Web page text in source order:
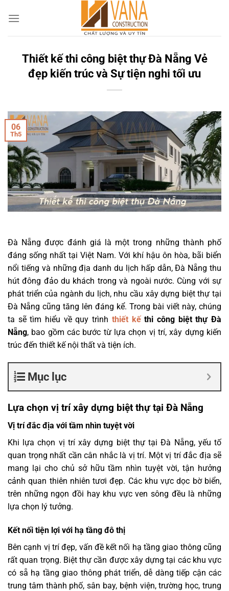
Thiết kế thi công biệt thự Đà Nẵng Vẻ
đẹp kiến trúc và Sự tiện nghi tối ưu
06
Th5
Đà Nẵng được đánh giá là một trong những thành phố
đáng sống nhất tại Việt Nam. Với khí hậu ôn hòa, bãi biển
nổi tiếng và những địa danh du lịch hấp dẫn, Đà Nẵng thu
hút đông đảo du khách trong và ngoài nước. Cùng với sự
phát triển của ngành du lịch, nhu cầu xây dựng biệt thự tại
Đà Nẵng cũng tăng lên đáng kể. Trong bài viết này, chúng
ta sẽ tìm hiểu về quy trình thiết kếthi công biệt thự Đà
Nẵng, bao gồm các bước từ lựa chọn vị trí, xây dựng kiến
trúc đến thiết kế nội thất và tiện ích.
Mục lục
Lựa chọn vị trí xây dựng biệt thự tại Đà Nẵng
Vị trí đắc địa với tầm nhìn tuyệt vời
Khi lựa chọn vị trí xây dựng biệt thự tại Đà Nẵng, yếu tố
quan trọng nhất cần cân nhắc là vị trí. Một vị trí đắc địa sẽ
mang lại cho chủ sở hữu tầm nhìn tuyệt vời, tận hưởng
cảnh quan thiên nhiên tươi đẹp. Các khu vực dọc bờ biển,
trên những ngọn đồi hay khu vực ven sông đều là những
lựa chọn lý tưởng.
Kết nối tiện lợi với hạ tầng đô thị
Bên cạnh vị trí đẹp, vấn đề kết nối hạ tầng giao thông cũng
rất quan trọng. Biệt thự cần được xây dựng tại các khu vực
có sẵ hạ tầng giao thông phát triển, dễ dàng tiếp cận các
trung tâm thành phố, sân bay, bệnh viện, trường học, trung